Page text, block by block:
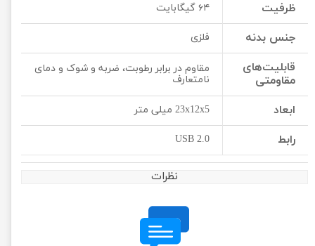
ظرفیت ۶۴ گیگابایت
جنس بدنه فلزی
قابلیت‌های
مقاومتی
مقاوم در برابر رطوبت، ضربه و شوک و دمای
نامتعارف
ابعاد 23x12x5 میلی متر
رابط USB 2.0
نظرات